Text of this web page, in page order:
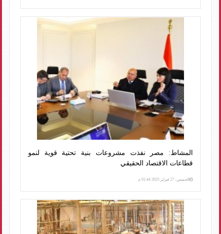
المشاط: مصر نفذت مشروعات بنية تحتية قوية لنمو
قطاعات الاقتصاد الحقيقي
الخميس، 27 فبراير 2025 01:44 م